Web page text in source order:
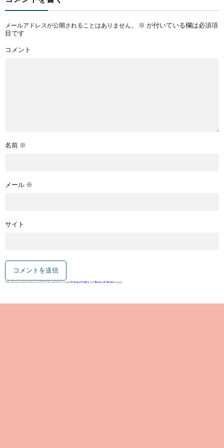
メールアドレスが公開されることはありません。 ※ が付いている欄は必須項
目です
コメント
名前 ※
メール ※
サイト
This site is protected by reCAPTCHA and the GooglePrivacy Policy andTerms of Service apply.